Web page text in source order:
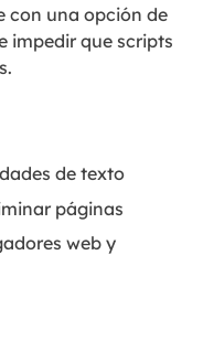
con una opción de
impedir que scripts
de texto
páginas
web y